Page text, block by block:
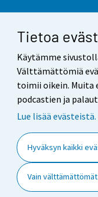
Tietoa
Käytämme
Välttämättömiä
toimii oikein. Muita
podcastien ja
Lue lisää evästeistä.
Hyväksyn kaikki
Vain
Yhteystiedot
Palaute
Käyttöehdot
Saavutettavuus
Tietoa sivustosta
Evästeasetukset